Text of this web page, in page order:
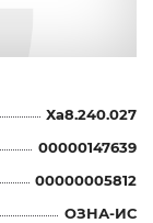
Ха8.240.027
00000147639
00000005812
ОЗНА-ИС